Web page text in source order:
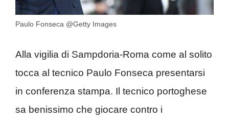
Paulo Fonseca @Getty Images
Alla vigilia di Sampdoria-Roma come al solito
tocca al tecnico Paulo Fonseca presentarsi
in conferenza stampa. Il tecnico portoghese
sa benissimo che giocare contro i